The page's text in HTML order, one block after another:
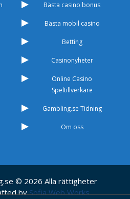
Bästa casino bonus
Bästa mobil casino
Betting
Casinonyheter
Online Casino
Speltillverkare
Gambling.se Tidning
Om oss
© 2026 Alla rättigheter
bySofia Web Works